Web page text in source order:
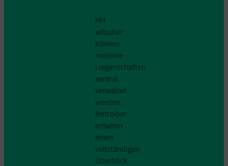
Mit
wibutler
können
mehrere
Liegenschaften
zentral
verwaltet
werden.
Betreiber
erhalten
einen
vollständigen
Überblick